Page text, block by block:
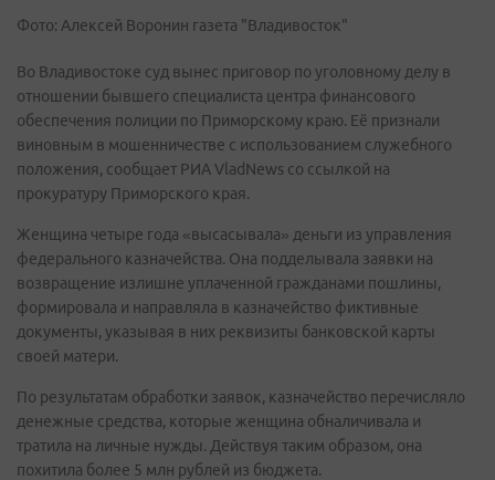
Фото: Алексей Воронин газета "Владивосток"
Во Владивостоке суд вынес приговор по уголовному делу в
отношении бывшего специалиста центра финансового
обеспечения полиции по Приморскому краю. Её признали
виновным в мошенничестве с использованием служебного
положения, сообщает РИА VladNews со ссылкой на
прокуратуру Приморского края.
Женщина четыре года «высасывала» деньги из управления
федерального казначейства. Она подделывала заявки на
возвращение излишне уплаченной гражданами пошлины,
формировала и направляла в казначейство фиктивные
документы, указывая в них реквизиты банковской карты
своей матери.
По результатам обработки заявок, казначейство перечисляло
денежные средства, которые женщина обналичивала и
тратила на личные нужды. Действуя таким образом, она
похитила более 5 млн рублей из бюджета.